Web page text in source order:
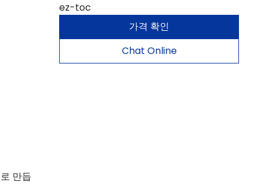
만듭
ez-toc
가격 확인
Chat Online